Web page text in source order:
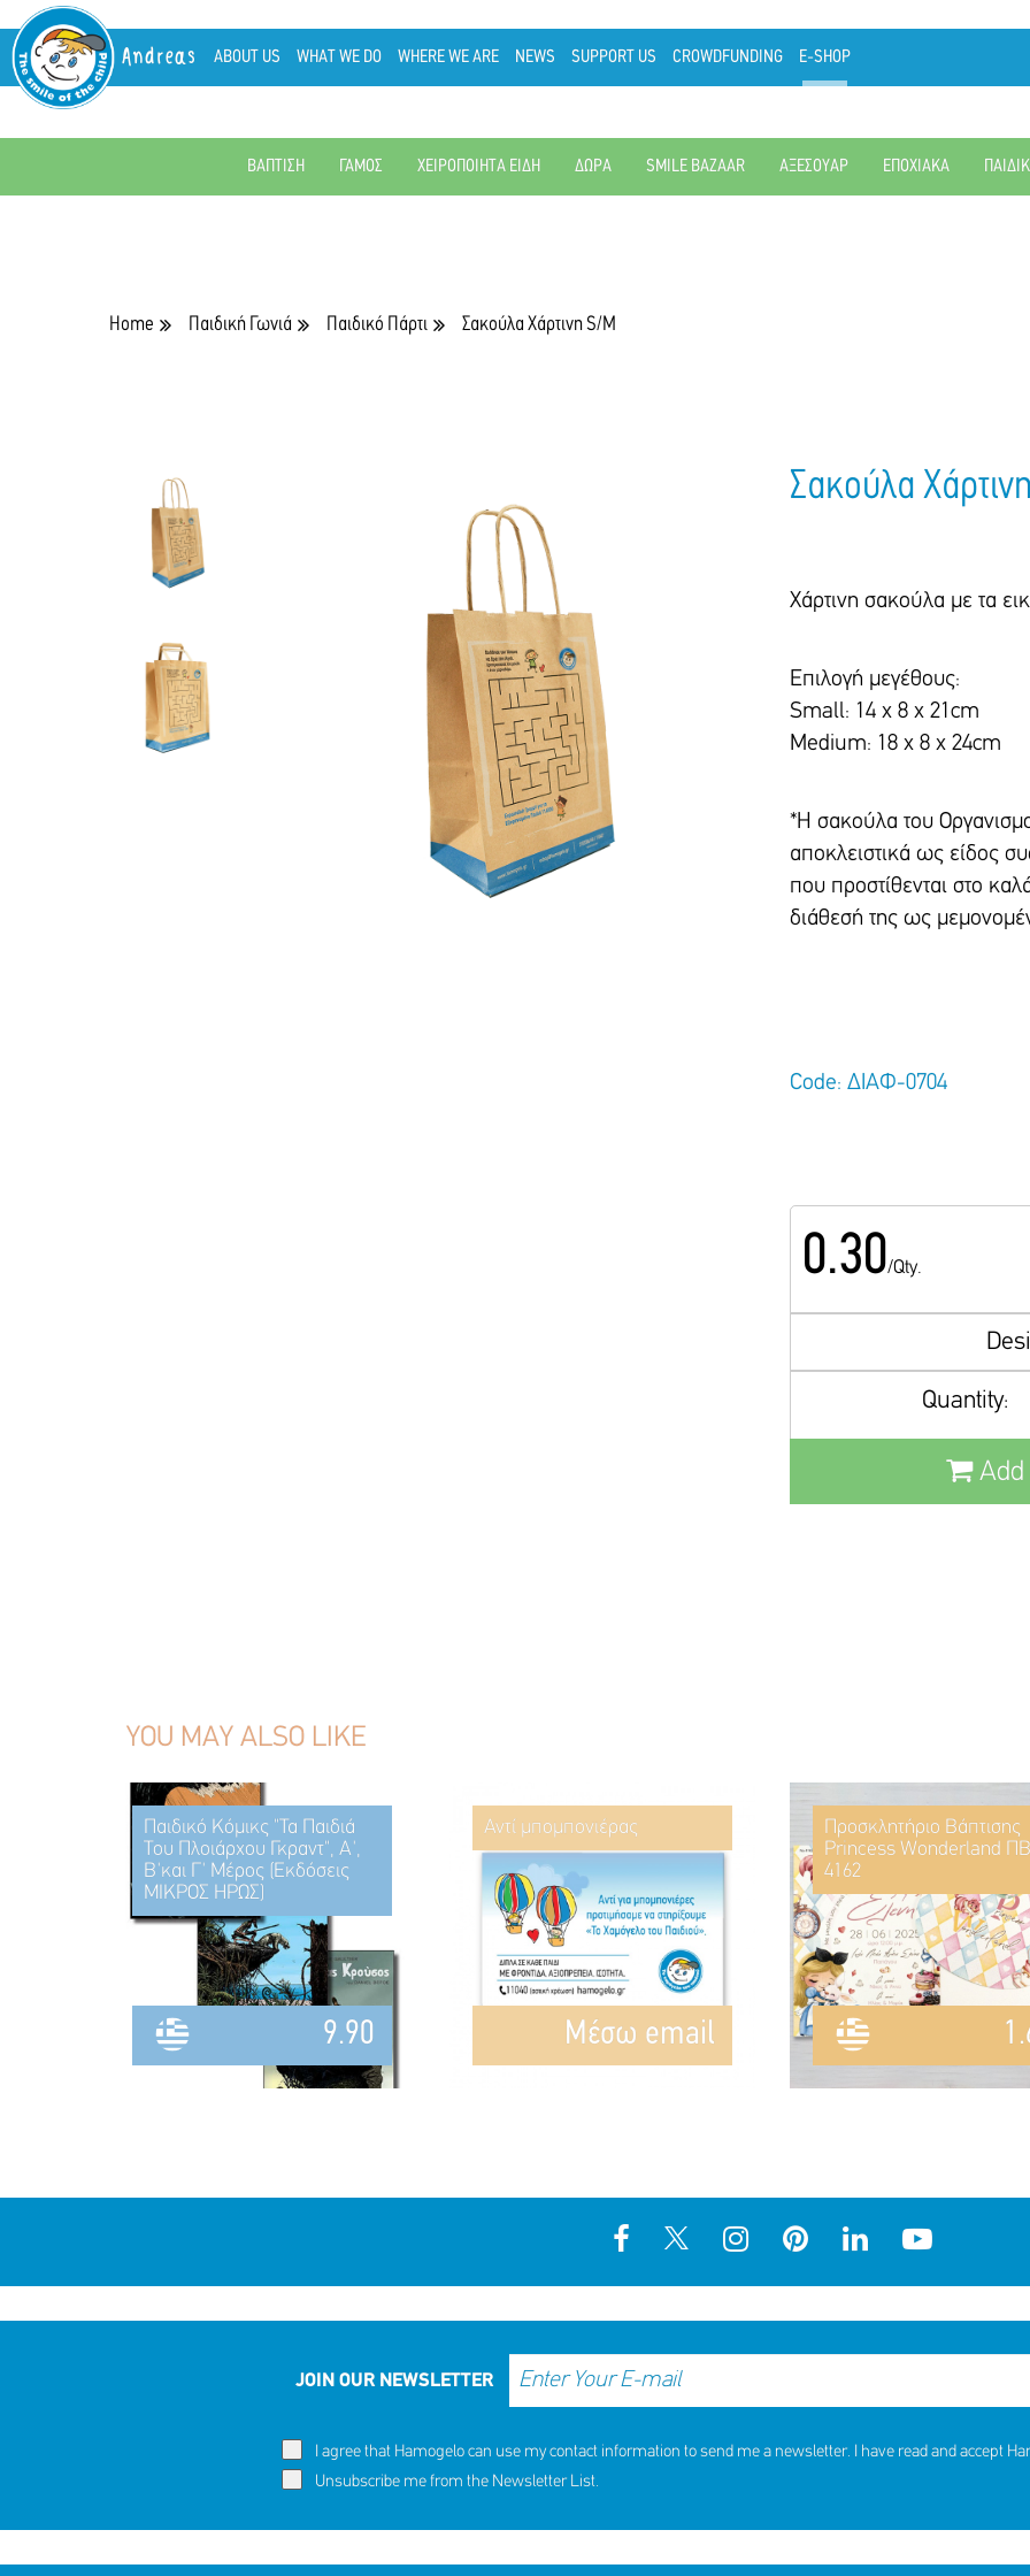
Andreas ABOUT US WHAT WE DO WHERE WE ARE NEWS SUPPORT US CROWDFUNDING E-SHOP
ΒΑΠΤΙΣΗ ΓΑΜΟΣ ΧΕΙΡΟΠΟΙΗΤΑ ΕΙΔΗ ΔΩΡΑ SMILE BAZAAR ΑΞΕΣΟΥΑΡ ΕΠΟΧΙΑΚΑ
Home Παιδική Γωνιά Παιδικό Πάρτι Σακούλα Χάρτινη S/M
Σακούλα
Χάρτινη σακούλα με τα
Επιλογή μεγέθους:
Small: 14 x 8 x 21cm
Medium: 18 x 8 x 24cm
*Η σακούλα του
αποκλειστικά ως είδος
που προστίθενται στο
διάθεσή της ως
Code: ΔΙΑΦ-0704
0.30/Qty.
Quantity:
Add
YOU MAY ALSO LIKE
Παιδικό Κόμικς "Τα Παιδιά
Του Πλοιάρχου Γκραντ", Α',
Β'και Γ' Μέρος (Εκδόσεις
ΜΙΚΡΟΣ ΗΡΩΣ)
9.90
Αντί μπομπονιέρας
Mέσω email
Προσκλητήριο Βάπτισης
Princess Wonderland
4162
JOIN OUR NEWSLETTER
I agree that Hamogelo can use my contact information to send me a newsletter. I have read and accept
Unsubscribe me from the Newsletter List.